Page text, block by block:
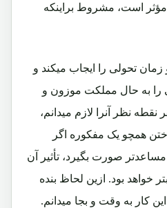
مؤثر است، مشروط براینکه
تحولی را ایجاب میکند و
به حال مملکت موزون و
نقطه نظر آنرا لازم میدانم،
همچو یک مفکوره اگر
صورت بگیرد، تأثیر آن
خواهد بود. ازین لحاظ بنده
کار به وقت و بجا میدانم.